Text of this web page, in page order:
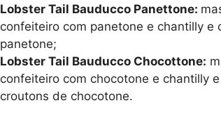
Lobster Tail Bauducco Panettone:
confeiteiro com panetone e chantilly
panetone;
Lobster Tail Bauducco Chocottone:
confeiteiro com chocotone e chantilly
croutons de chocotone.